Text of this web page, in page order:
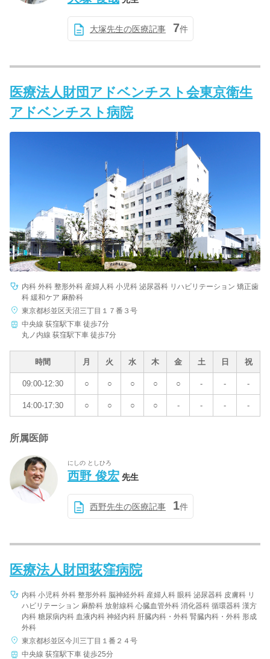
大塚先生の医療記事 7件
医療法人財団アドベンチスト会東京衛生
アドベンチスト病院
内科 外科 整形外科 産婦人科 小児科 泌尿器科 リハビリテーション 矯正歯
科 緩和ケア 麻酔科
東京都杉並区天沼三丁目１７番３号
中央線 荻窪駅下車 徒歩7分
丸ノ内線 荻窪駅下車 徒歩7分
時間 月 火 水 木 金 土 日 祝
09:00-12:30 ○ ○ ○ ○ ○ - - -
14:00-17:30 ○ ○ ○ ○ - - - -
所属医師
にしの としひろ
西野 俊宏 先生
西野先生の医療記事 1件
医療法人財団荻窪病院
内科 小児科 外科 整形外科 脳神経外科 産婦人科 眼科 泌尿器科 皮膚科 リ
ハビリテーション 麻酔科 放射線科 心臓血管外科 消化器科 循環器科 漢方
内科 糖尿病内科 血液内科 神経内科 肝臓内科・外科 腎臓内科・外科 形成
外科
東京都杉並区今川三丁目１番２４号
中央線 荻窪駅下車 徒歩25分